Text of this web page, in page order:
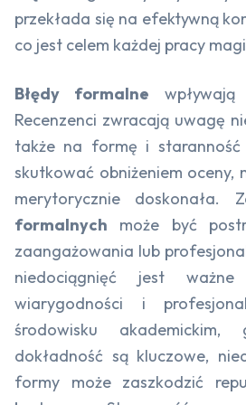
przekłada się na efektywną
co jest celem każdej pracy
Błędy formalne
Recenzenci zwracają uwagę
także na formę i
skutkować obniżeniem oceny,
merytorycznie doskonała.
formalnych może być
zaangażowania lub
niedociągnięć jest
wiarygodności i
środowisku
dokładność są kluczowe,
formy może zaszkodzić